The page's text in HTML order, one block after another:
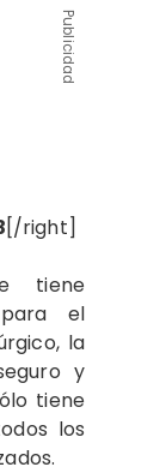
Publicidad
[/right]
tiene
el
la
y
tiene
los